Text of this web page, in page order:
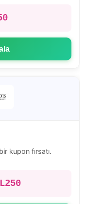
kupon fırsatı.